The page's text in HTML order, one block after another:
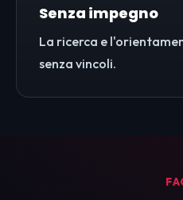
Senza impegno
La ricerca e
senza vincoli.